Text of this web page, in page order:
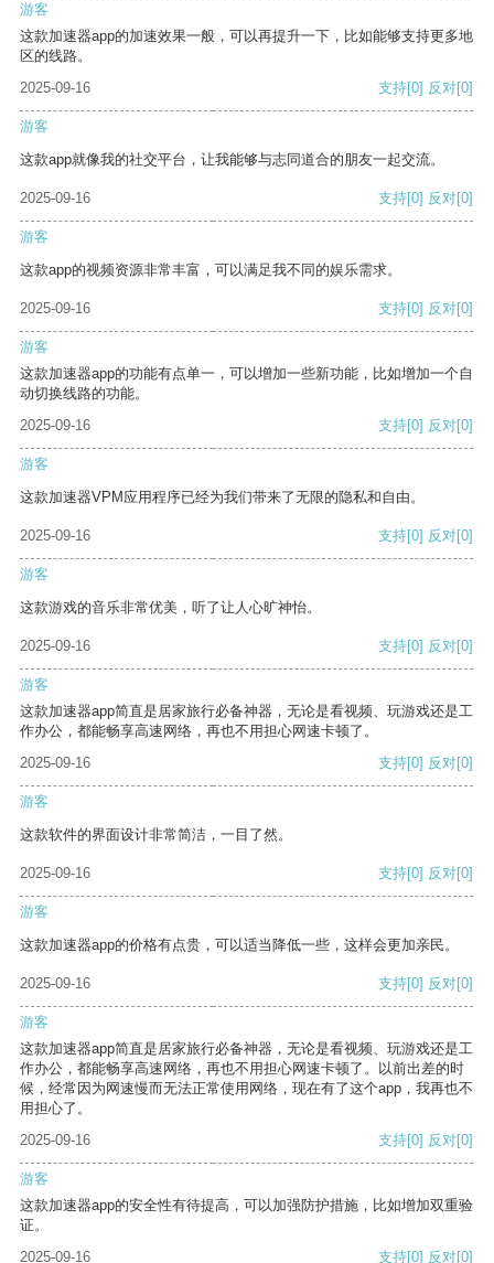
游客
这款加速器app的加速效果一般，可以再提升一下，比如能够支持更多地
区的线路。
2025-09-16
支持[0] 反对[0]
游客
这款app就像我的社交平台，让我能够与志同道合的朋友一起交流。
2025-09-16 支持[0] 反对[0]
游客
这款app的视频资源非常丰富，可以满足我不同的娱乐需求。
2025-09-16 支持[0] 反对[0]
游客
这款加速器app的功能有点单一，可以增加一些新功能，比如增加一个自
动切换线路的功能。
2025-09-16
支持[0] 反对[0]
游客
这款加速器VPM应用程序已经为我们带来了无限的隐私和自由。
2025-09-16 支持[0] 反对[0]
游客
这款游戏的音乐非常优美，听了让人心旷神怡。
2025-09-16 支持[0] 反对[0]
游客
这款加速器app简直是居家旅行必备神器，无论是看视频、玩游戏还是工
作办公，都能畅享高速网络，再也不用担心网速卡顿了。
2025-09-16
支持[0] 反对[0]
游客
这款软件的界面设计非常简洁，一目了然。
2025-09-16 支持[0] 反对[0]
游客
这款加速器app的价格有点贵，可以适当降低一些，这样会更加亲民。
2025-09-16 支持[0] 反对[0]
游客
这款加速器app简直是居家旅行必备神器，无论是看视频、玩游戏还是工
作办公，都能畅享高速网络，再也不用担心网速卡顿了。以前出差的时
候，经常因为网速慢而无法正常使用网络，现在有了这个app，我再也不
用担心了。
2025-09-16
支持[0] 反对[0]
游客
这款加速器app的安全性有待提高，可以加强防护措施，比如增加双重验
证。
2025-09-16
支持[0] 反对[0]